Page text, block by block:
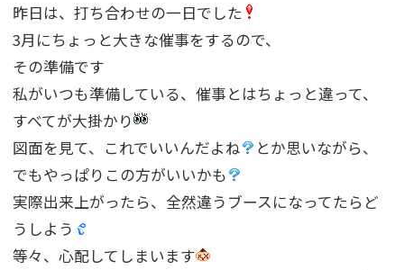
昨日は、打ち合わせの一日でした
3月にちょっと大きな催事をするので、
その準備です
私がいつも準備している、催事とはちょっと違って、
すべてが大掛かり
図面を見て、これでいいんだよね
とか思いながら、
でもやっぱりこの方がいいかも
実際出来上がったら、全然違うブースになってたらど
うしよう
等々、心配してしまいます